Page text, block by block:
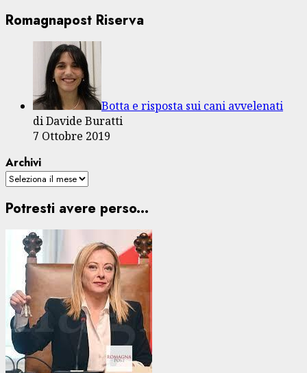
Romagnapost Riserva
Botta e risposta sui cani avvelenati
di Davide Buratti
7 Ottobre 2019
Archivi
Potresti avere perso...